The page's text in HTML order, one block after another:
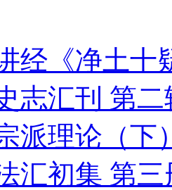
经《净土十
志汇刊 第
派理论（下
汇初集 第